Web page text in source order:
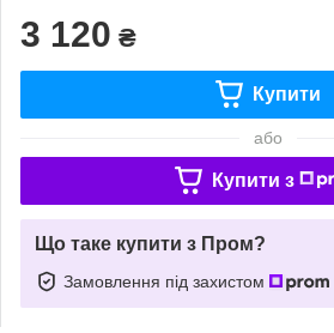
3 120 ₴
Купити
або
Купити з
Що таке купити з Пром?
Замовлення під захистом